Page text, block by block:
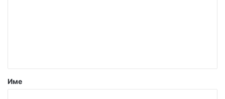
р
Име